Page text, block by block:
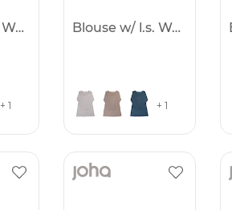
Blouse w/ s.s Women
+ 1
Blouse w/ l.s. Women
+ 1